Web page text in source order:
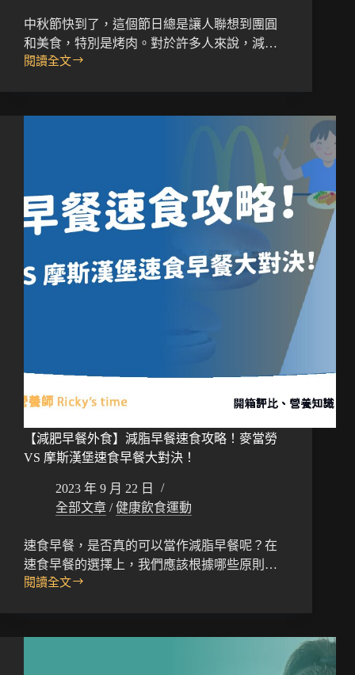
中秋節快到了，這個節日總是讓人聯想到團圓
和美食，特別是烤肉。對於許多人來說，減…
閱讀全文
【減肥早餐外食】減脂早餐速食攻略！麥當勞
VS 摩斯漢堡速食早餐大對決！
2023 年 9 月 22 日
全部文章 /健康飲食運動
速食早餐，是否真的可以當作減脂早餐呢？在
速食早餐的選擇上，我們應該根據哪些原則…
閱讀全文